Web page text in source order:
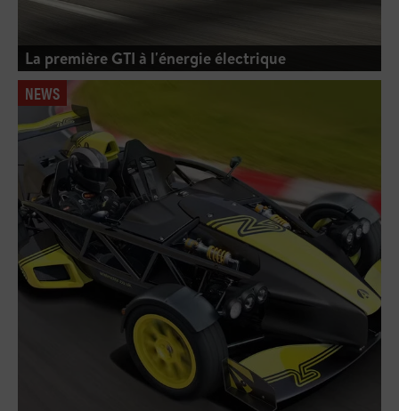
La première GTI à l'énergie électrique
NEWS